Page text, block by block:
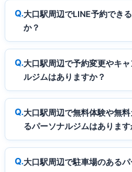
大口駅周辺でLINE予約でき
か？
大口駅周辺で予約変更やキ
ルジムはありますか？
大口駅周辺で無料体験や無
るパーソナルジムはあります
大口駅周辺で駐車場のある